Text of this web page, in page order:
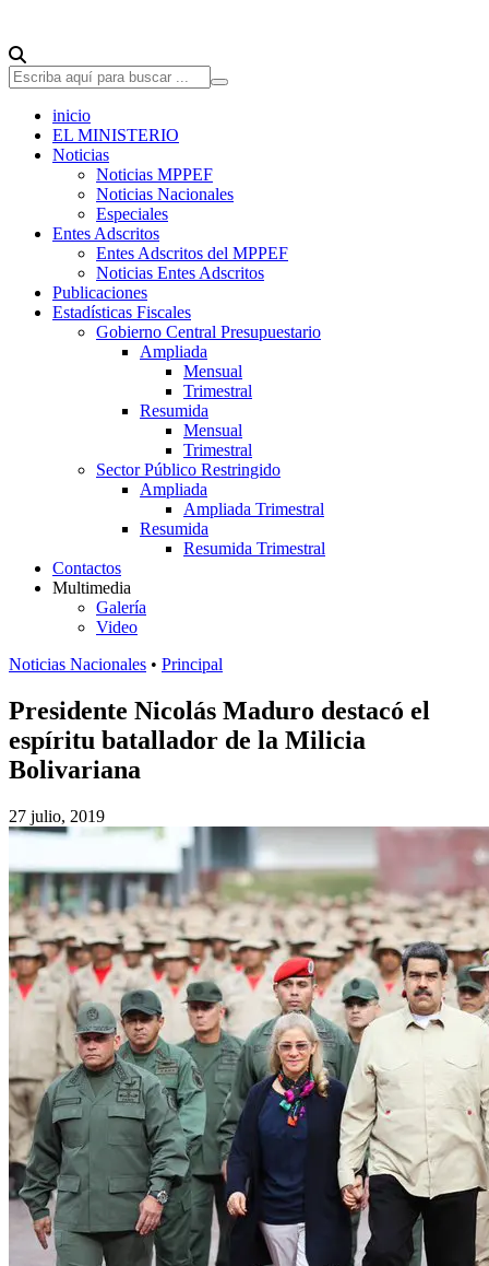
inicio
EL MINISTERIO
Noticias
Noticias MPPEF
Noticias Nacionales
Especiales
Entes Adscritos
Entes Adscritos del MPPEF
Noticias Entes Adscritos
Publicaciones
Estadísticas Fiscales
Gobierno Central Presupuestario
Ampliada
Mensual
Trimestral
Resumida
Mensual
Trimestral
Sector Público Restringido
Ampliada
Ampliada Trimestral
Resumida
Resumida Trimestral
Contactos
Multimedia
Galería
Video
Noticias Nacionales • Principal
Presidente Nicolás Maduro destacó el
espíritu batallador de la Milicia
Bolivariana
27 julio, 2019